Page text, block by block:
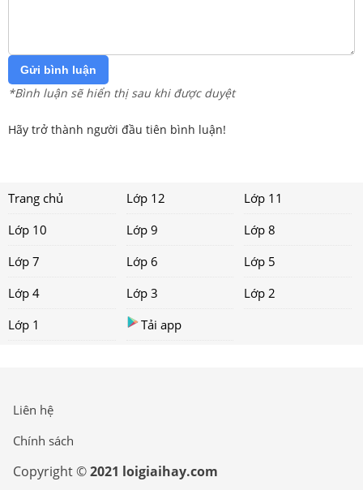
Gửi bình luận
*Bình luận sẽ hiển thị sau khi được duyệt
Hãy trở thành người đầu tiên bình luận!
Trang chủ Lớp 12
Lớp 11
Lớp 10
Lớp 9
Lớp 8
Lớp 7
Lớp 6
Lớp 5
Lớp 4
Lớp 3
Lớp 2
Lớp 1
Tải app
Liên hệ
Chính sách
Copyright ©2021 loigiaihay.com